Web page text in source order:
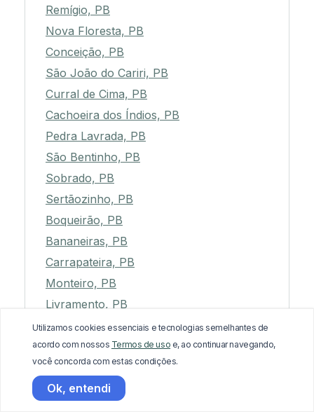
Remígio, PB
Nova Floresta, PB
Conceição, PB
São João do Cariri, PB
Curral de Cima, PB
Cachoeira dos Índios, PB
Pedra Lavrada, PB
São Bentinho, PB
Sobrado, PB
Sertãozinho, PB
Boqueirão, PB
Bananeiras, PB
Carrapateira, PB
Monteiro, PB
Livramento, PB
Tacima, PB
Caturité, PB
Alhandra, PB
Riachão, PB
Utilizamos cookies essenciais e tecnologias semelhantes de
acordo com nossos Termos de uso e, ao continuar navegando,
você concorda com estas condições.
Ok, entendi